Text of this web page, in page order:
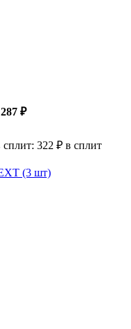
₽
322 ₽ в сплит
(3 шт)